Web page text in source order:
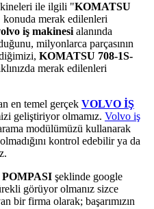
ile ilgili "KOMATSU
konuda merak edilenleri
iş makinesi alanında
milyonlarca parçasının
KOMATSU 708-1S-
merak edilenleri
en temel gerçek VOLVO İŞ
geliştiriyor olmamız. Volvo iş
modülümüzü kullanarak
kontrol edebilir ya da
POMPASI şeklinde google
görüyor olmanız sizce
bir firma olarak; başarımızın